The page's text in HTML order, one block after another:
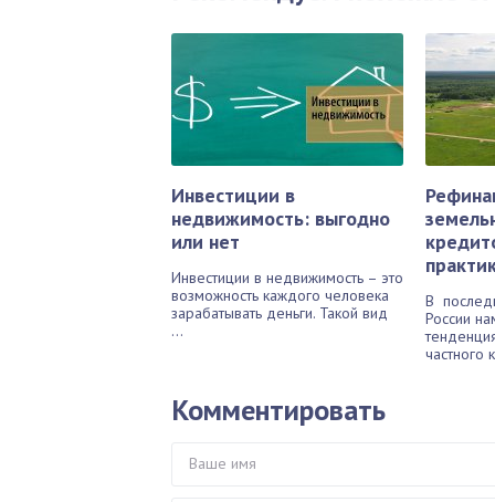
Инвестиции в
недвижимость: выгодно
или нет
Инвестиции в недвижимость – это
возможность каждого человека
зарабатывать деньги. Такой вид
...
В
России
частного
Комментировать